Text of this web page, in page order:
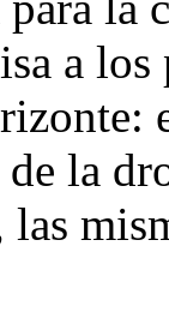
a
la
las